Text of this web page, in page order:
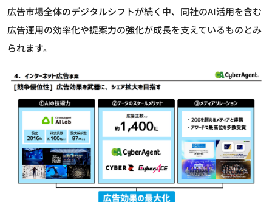
広告市場全体のデジタルシフトが続く中、同社のAI活用を含む
広告運用の効率化や提案力の強化が成長を支えているものとみ
られます。